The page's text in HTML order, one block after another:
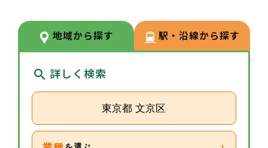
地域から探す 駅・沿線から探す
詳しく検索
東京都 文京区